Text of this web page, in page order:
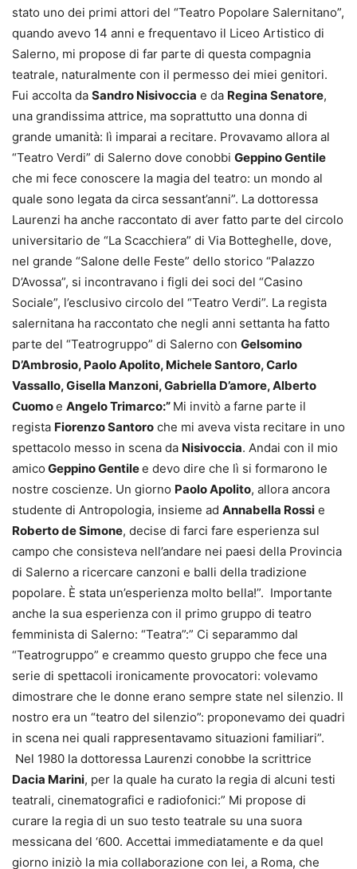
stato uno dei primi attori del “Teatro Popolare Salernitano”,
quando avevo 14 anni e frequentavo il Liceo Artistico di
Salerno, mi propose di far parte di questa compagnia
teatrale, naturalmente con il permesso dei miei genitori.
Fui accolta da Sandro Nisivoccia e da Regina Senatore,
una grandissima attrice, ma soprattutto una donna di
grande umanità: lì imparai a recitare. Provavamo allora al
“Teatro Verdi” di Salerno dove conobbi Geppino Gentile
che mi fece conoscere la magia del teatro: un mondo al
quale sono legata da circa sessant’anni”. La dottoressa
Laurenzi ha anche raccontato di aver fatto parte del circolo
universitario de “La Scacchiera” di Via Botteghelle, dove,
nel grande “Salone delle Feste” dello storico “Palazzo
D’Avossa”, si incontravano i figli dei soci del “Casino
Sociale”, l’esclusivo circolo del “Teatro Verdi”. La regista
salernitana ha raccontato che negli anni settanta ha fatto
parte del “Teatrogruppo” di Salerno con Gelsomino
D’Ambrosio, Paolo Apolito, Michele Santoro, Carlo
Vassallo, Gisella Manzoni, Gabriella D’amore, Alberto
Cuomoe Angelo Trimarco:” Mi invitò a farne parte il
regista Fiorenzo Santoro che mi aveva vista recitare in uno
spettacolo messo in scena da Nisivoccia. Andai con il mio
amico Geppino Gentilee devo dire che lì si formarono le
nostre coscienze. Un giorno Paolo Apolito, allora ancora
studente di Antropologia, insieme ad Annabella Rossi e
Roberto de Simone, decise di farci fare esperienza sul
campo che consisteva nell’andare nei paesi della Provincia
di Salerno a ricercare canzoni e balli della tradizione
popolare. È stata un’esperienza molto bella!”. Importante
anche la sua esperienza con il primo gruppo di teatro
femminista di Salerno: “Teatra”:” Ci separammo dal
“Teatrogruppo” e creammo questo gruppo che fece una
serie di spettacoli ironicamente provocatori: volevamo
dimostrare che le donne erano sempre state nel silenzio. Il
nostro era un “teatro del silenzio”: proponevamo dei quadri
in scena nei quali rappresentavamo situazioni familiari”.
Nel 1980 la dottoressa Laurenzi conobbe la scrittrice
Dacia Marini, per la quale ha curato la regia di alcuni testi
teatrali, cinematografici e radiofonici:” Mi propose di
curare la regia di un suo testo teatrale su una suora
messicana del ‘600. Accettai immediatamente e da quel
giorno iniziò la mia collaborazione con lei, a Roma, che